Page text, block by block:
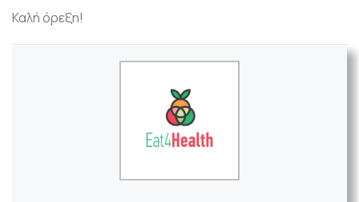
Καλή όρεξη!